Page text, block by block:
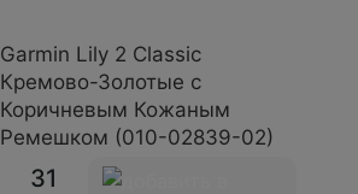
Garmin Lily 2 Classic
Кремово-Золотые с
Коричневым Кожаным
Ремешком (010-02839-02)
31